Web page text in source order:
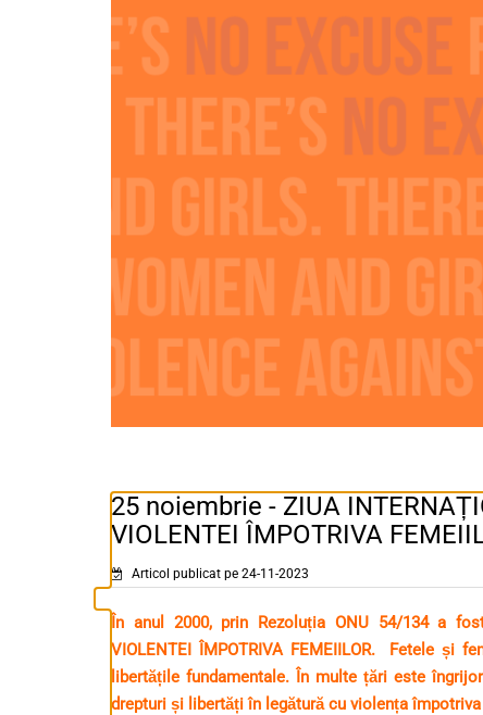
25 noiembrie - ZIUA
VIOLENTEI ÎMPOTRIVA
Articol publicat pe 24-11-2023
În anul 2000, prin Rezoluția ONU 54/134 a fost
VIOLENTEI ÎMPOTRIVA FEMEIILOR. Fetele și
libertățile fundamentale. În multe țări este
drepturi și libertăți în legătură cu violența